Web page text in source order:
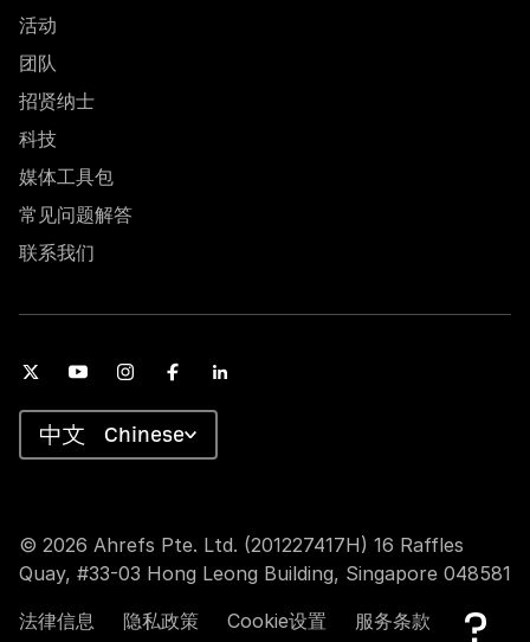
活动
团队
招贤纳士
科技
媒体工具包
常见问题解答
联系我们
© 2026 Ahrefs Pte. Ltd. (201227417H) 16 Raffles
Quay, #33-03 Hong Leong Building, Singapore 048581
法律信息
隐私政策 Cookie设置 服务条款
Chinese